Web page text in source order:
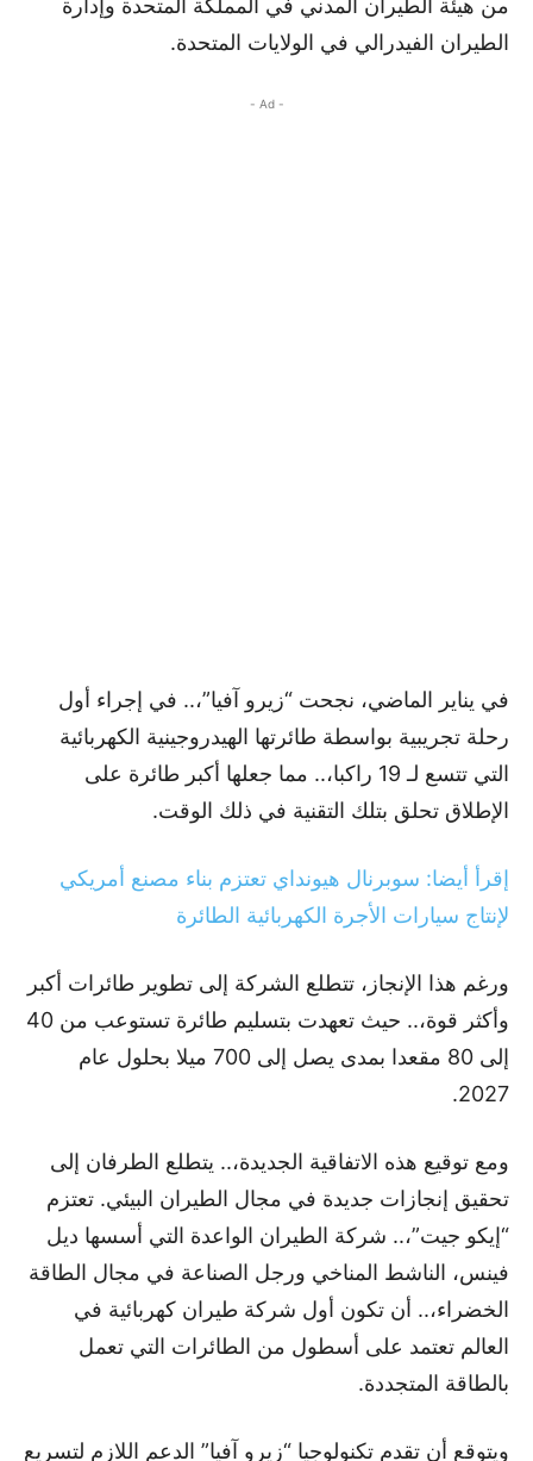
الطيران الفيدرالي في الولايات المتحدة.
- Ad -
في يناير الماضي، نجحت “زيرو آفيا”،.. في إجراء أول
رحلة تجريبية بواسطة طائرتها الهيدروجينية الكهربائية
التي تتسع لـ 19 راكبا،.. مما جعلها أكبر طائرة على
الإطلاق تحلق بتلك التقنية في ذلك الوقت.
إقرأ أيضا: سوبرنال هيونداي تعتزم بناء مصنع أمريكي
لإنتاج سيارات الأجرة الكهربائية الطائرة
ورغم هذا الإنجاز، تتطلع الشركة إلى تطوير طائرات أكبر
وأكثر قوة،.. حيث تعهدت بتسليم طائرة تستوعب من 40
إلى 80 مقعدا بمدى يصل إلى 700 ميلا بحلول عام
2027.
ومع توقيع هذه الاتفاقية الجديدة،.. يتطلع الطرفان إلى
تحقيق إنجازات جديدة في مجال الطيران البيئي. تعتزم
“إيكو جيت”،.. شركة الطيران الواعدة التي أسسها ديل
فينس، الناشط المناخي ورجل الصناعة في مجال الطاقة
الخضراء،.. أن تكون أول شركة طيران كهربائية في
العالم تعتمد على أسطول من الطائرات التي تعمل
بالطاقة المتجددة.
ويتوقع أن تقدم تكنولوجيا “زيرو آفيا” الدعم اللازم لتسريع